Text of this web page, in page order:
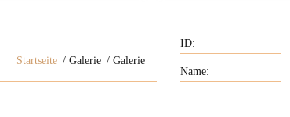
Startseite Galerie Galerie